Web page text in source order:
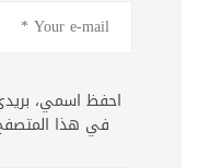
احفظ اسمي،
في هذا